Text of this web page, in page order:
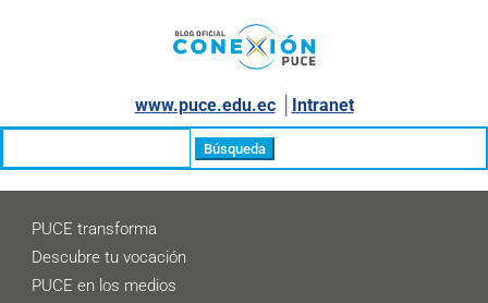
www.puce.edu.ec│ Intranet
PUCE transforma
Descubre tu vocación
PUCE en los medios